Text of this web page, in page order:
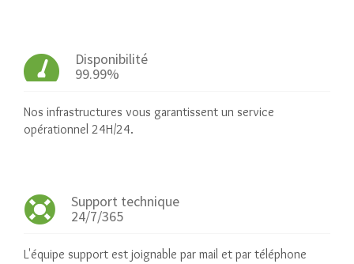
Disponibilité
99.99%
Nos infrastructures vous garantissent un service
opérationnel 24H/24.
Support technique
24/7/365
L'équipe support est joignable par mail et par téléphone